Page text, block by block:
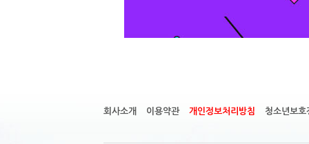
회사소개 이용약관 개인정보처리방침 청소년보호